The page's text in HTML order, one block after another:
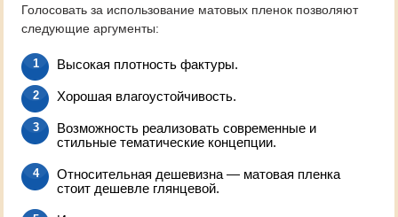
Голосовать за использование матовых пленок позволяют
следующие аргументы:
Высокая плотность фактуры.
Хорошая влагоустойчивость.
Возможность реализовать современные и
стильные тематические концепции.
Относительная дешевизна — матовая пленка
стоит дешевле глянцевой.